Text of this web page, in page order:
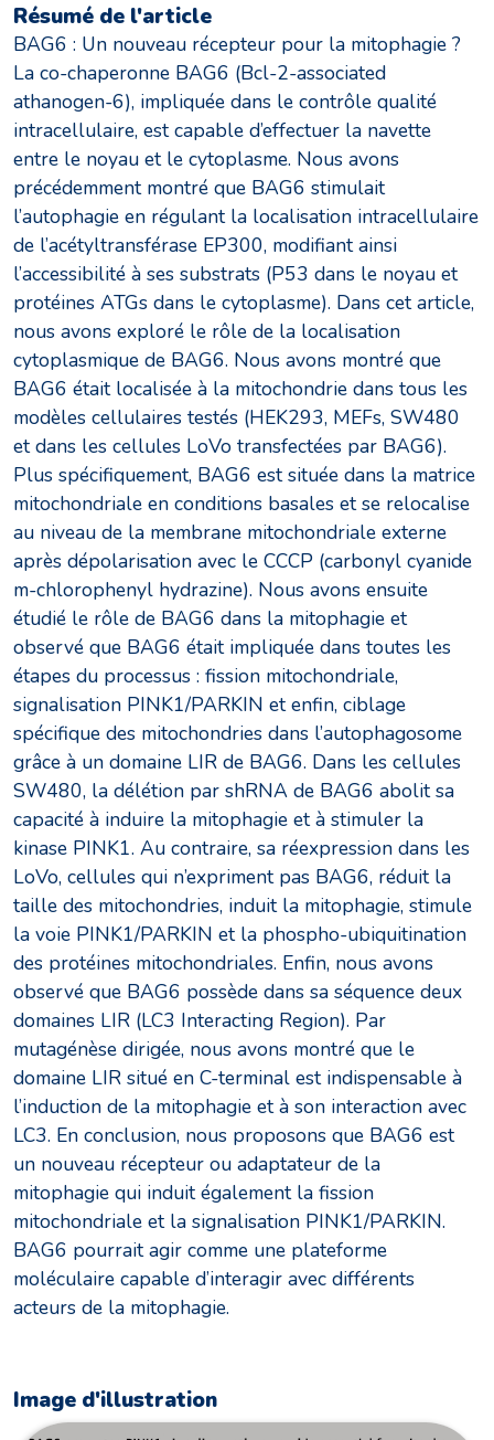
Résumé de l'article
BAG6 : Un nouveau récepteur pour la mitophagie ?
La co-chaperonne BAG6 (Bcl-2-associated
athanogen-6), impliquée dans le contrôle qualité
intracellulaire, est capable d’effectuer la navette
entre le noyau et le cytoplasme. Nous avons
précédemment montré que BAG6 stimulait
l’autophagie en régulant la localisation intracellulaire
de l’acétyltransférase EP300, modifiant ainsi
l’accessibilité à ses substrats (P53 dans le noyau et
protéines ATGs dans le cytoplasme). Dans cet article,
nous avons exploré le rôle de la localisation
cytoplasmique de BAG6. Nous avons montré que
BAG6 était localisée à la mitochondrie dans tous les
modèles cellulaires testés (HEK293, MEFs, SW480
et dans les cellules LoVo transfectées par BAG6).
Plus spécifiquement, BAG6 est située dans la matrice
mitochondriale en conditions basales et se relocalise
au niveau de la membrane mitochondriale externe
après dépolarisation avec le CCCP (carbonyl cyanide
m-chlorophenyl hydrazine). Nous avons ensuite
étudié le rôle de BAG6 dans la mitophagie et
observé que BAG6 était impliquée dans toutes les
étapes du processus : fission mitochondriale,
signalisation PINK1/PARKIN et enfin, ciblage
spécifique des mitochondries dans l’autophagosome
grâce à un domaine LIR de BAG6. Dans les cellules
SW480, la délétion par shRNA de BAG6 abolit sa
capacité à induire la mitophagie et à stimuler la
kinase PINK1. Au contraire, sa réexpression dans les
LoVo, cellules qui n’expriment pas BAG6, réduit la
taille des mitochondries, induit la mitophagie, stimule
la voie PINK1/PARKIN et la phospho-ubiquitination
des protéines mitochondriales. Enfin, nous avons
observé que BAG6 possède dans sa séquence deux
domaines LIR (LC3 Interacting Region). Par
mutagénèse dirigée, nous avons montré que le
domaine LIR situé en C-terminal est indispensable à
l’induction de la mitophagie et à son interaction avec
LC3. En conclusion, nous proposons que BAG6 est
un nouveau récepteur ou adaptateur de la
mitophagie qui induit également la fission
mitochondriale et la signalisation PINK1/PARKIN.
BAG6 pourrait agir comme une plateforme
moléculaire capable d’interagir avec différents
acteurs de la mitophagie.
Image d'illustration